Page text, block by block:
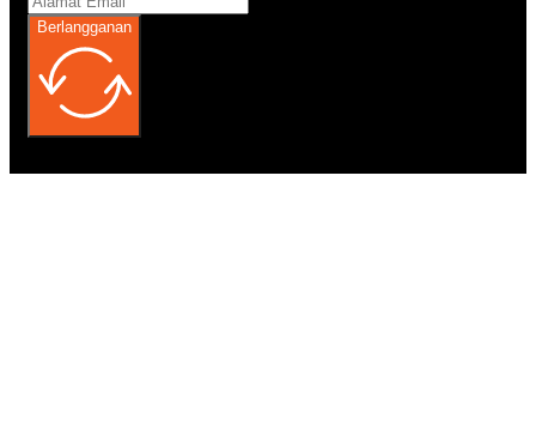
Berlangganan